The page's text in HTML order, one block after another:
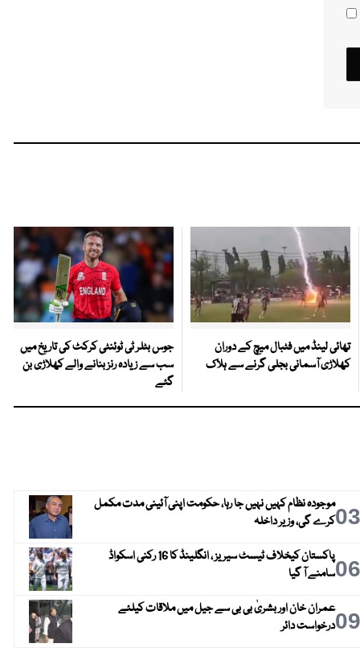
تھائی لینڈ میں فٹبال میچ کے دوران
کھلاڑی آسمانی بجلی گرنے سے ہلاک
جوس بٹلر ٹی ٹوئنٹی کرکٹ کی تاریخ میں
سب سے زیادہ رنز بنانے والے کھلاڑی بن
گئے
03موجودہ نظام کہیں نہیں جا رہا، حکومت اپنی آئینی مدت مکمل
کرے گی، وزیر داخلہ
06
پاکستان کیخلاف ٹیسٹ سیریز ، انگلینڈ کا 16 رکنی اسکواڈ
سامنے آ گیا
09عمران خان اور بشریٰ بی بی سے جیل میں ملاقات کیلئے
درخواست دائر